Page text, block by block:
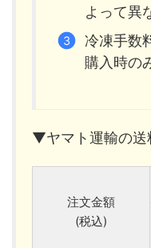
よって異
冷凍手数
購入時の
▼ヤマト運輸の送
注文金額
(税込)